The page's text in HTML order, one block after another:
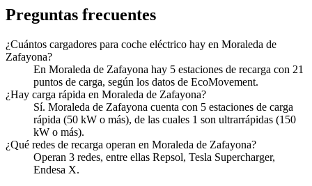
Preguntas frecuentes
¿Cuántos cargadores para coche eléctrico hay en Moraleda de
Zafayona?
En Moraleda de Zafayona hay 5 estaciones de recarga con 21
puntos de carga, según los datos de EcoMovement.
¿Hay carga rápida en Moraleda de Zafayona?
Sí. Moraleda de Zafayona cuenta con 5 estaciones de carga
rápida (50 kW o más), de las cuales 1 son ultrarrápidas (150
kW o más).
¿Qué redes de recarga operan en Moraleda de Zafayona?
Operan 3 redes, entre ellas Repsol, Tesla Supercharger,
Endesa X.